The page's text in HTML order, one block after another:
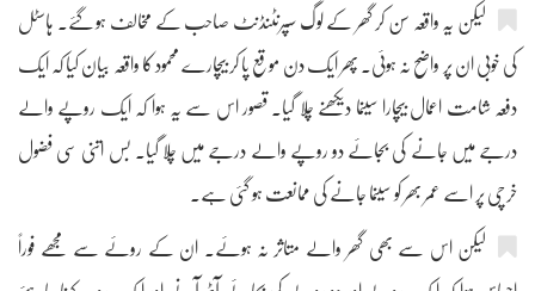
لیکن یہ واقعہ سن کر گھر کے لوگ سپرنٹنڈنٹ صاحب کے مخالف ہو گئے۔ ہاسٹل
کی خوبی ان پر واضح نہ ہوئی۔ پھر ایک دن موقع پا کر بیچارے محمود کا واقعہ بیان کیا کہ ایک
دفعہ شامت اعمال بیچارا سینما دیکھنے چلا گیا۔ قصور اس سے یہ ہوا کہ ایک روپے والے
درجے میں جانے کی بجائے دو روپے والے درجے میں چلا گیا۔ بس اتنی سی فضول
خرچی پر اسے عمر بھر کو سینما جانے کی ممانعت ہو گئی ہے۔
لیکن اس سے بھی گھر والے متاثر نہ ہوئے۔ ان کے روئے سے مجھے فوراً